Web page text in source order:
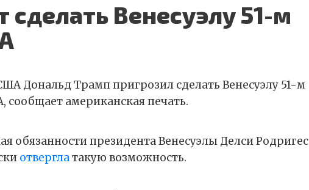
сделать Венесуэлу 51-м
Дональд Трамп пригрозил сделать Венесуэлу 51-м
американская печать.
обязанности президента Венесуэлы Делси Родригес
отверглатакую возможность.